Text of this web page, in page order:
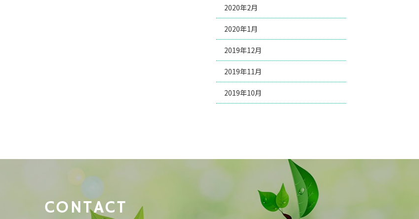
2020年2月
2020年1月
2019年12月
2019年11月
2019年10月
CONTACT